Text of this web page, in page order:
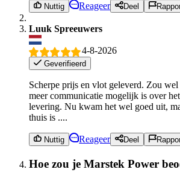
Nuttig Reageer Deel
Luuk Spreeuwers
4-8-2026
Geverifieerd
Scherpe prijs en vlot geleverd. Zou
meer communicatie mogelijk is over
levering. Nu kwam het wel goed uit,
thuis is ....
Nuttig Reageer Deel
Hoe zou je Marstek Power